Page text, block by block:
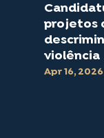
projetos
violência
Apr 16, 2026